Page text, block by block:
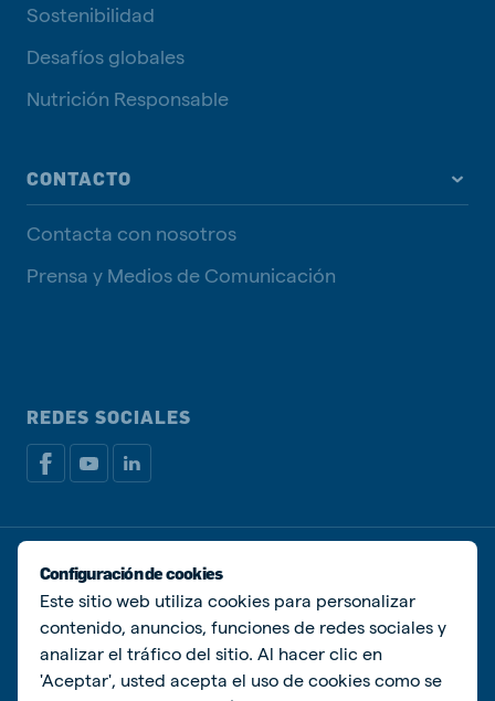
Sostenibilidad
Desafíos globales
Nutrición Responsable
CONTACTO
Contacta con nosotros
Prensa y Medios de Comunicación
REDES SOCIALES
Política de privacidadPolítica de Cookies
Administrar Cookies
© De Heus Animal Nutrition
Configuración de cookies
Este sitio web utiliza cookies para personalizar
contenido, anuncios, funciones de redes sociales y
analizar el tráfico del sitio. Al hacer clic en
'Aceptar', usted acepta el uso de cookies como se